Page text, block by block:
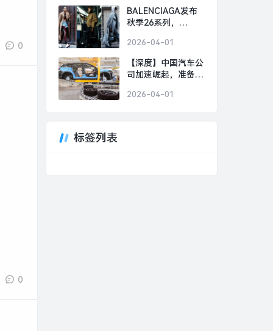
0
0
新闻
BALENCIAGA发布
秋季26系列，
京旗舰店启幕｜是日
美好事物|界面新闻 ·
时尚
2026-04-01
【深度】中国汽车公
司加速崛起，准备好
“丰田”了吗？|界面新
2026-04-01
标签列表